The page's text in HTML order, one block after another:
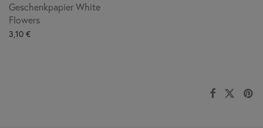
Geschenkpapier White
Flowers
3,10 €